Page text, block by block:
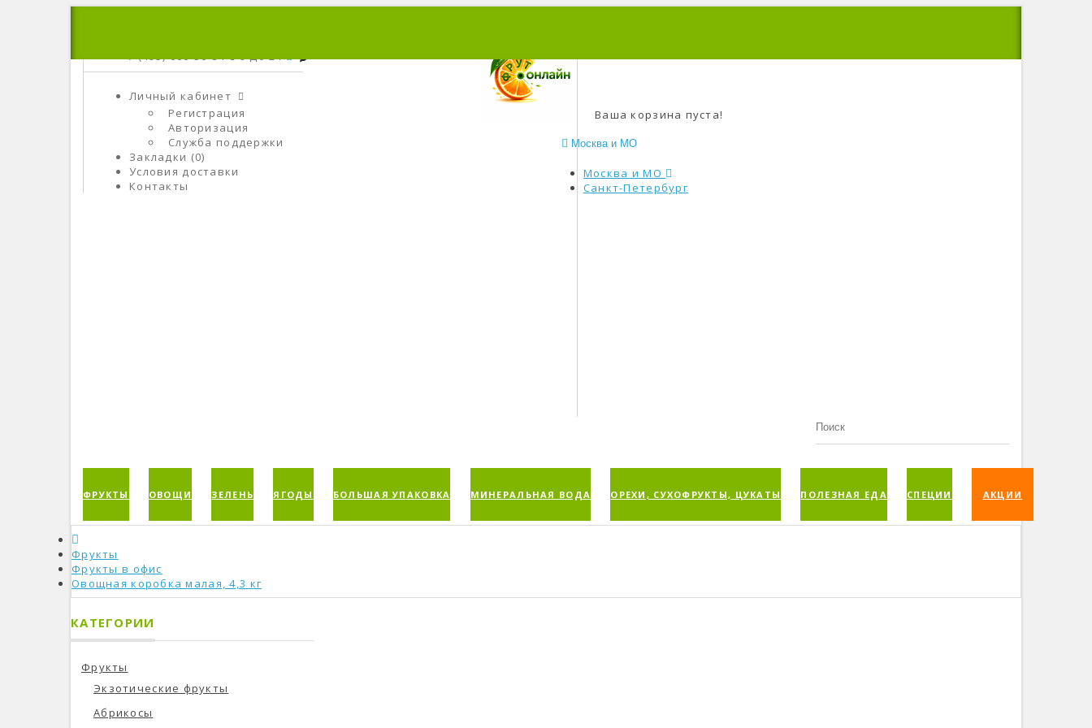
+7 (495) 666-56-84C 9 До 21
Личный кабинет
Регистрация
Авторизация
Служба поддержки
Закладки (0)
Условия доставки
Контакты
Ваша корзина пуста!
Москва и МО
Москва и МО
Санкт-Петербург
ФРУКТЫ ОВОЩИ ЗЕЛЕНЬ ЯГОДЫ БОЛЬШАЯ УПАКОВКА МИНЕРАЛЬНАЯ ВОДА ОРЕХИ, СУХОФРУКТЫ, ЦУКАТЫ ПОЛЕЗНАЯ ЕДА СПЕЦИИ АКЦИИ
Фрукты
Фрукты в офис
Овощная коробка малая, 4,3 кг
КАТЕГОРИИ
Фрукты
Экзотические фрукты
Абрикосы